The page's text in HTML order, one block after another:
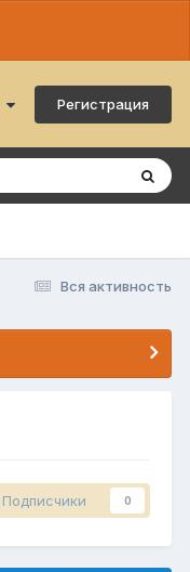
Регистрация
Вся активность
Подписчики 0